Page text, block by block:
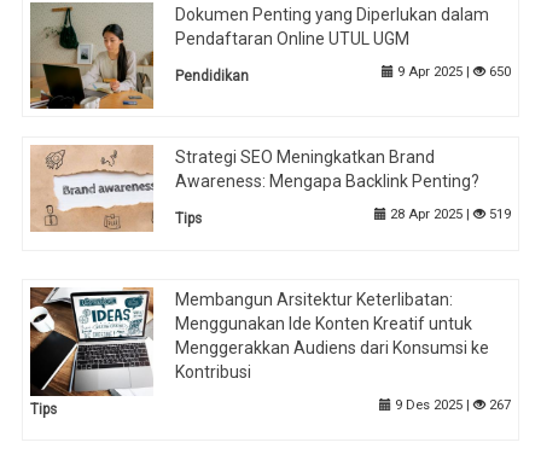
Dokumen Penting yang Diperlukan dalam
Pendaftaran Online UTUL UGM
Pendidikan 9 Apr 2025 | 650
Strategi SEO Meningkatkan Brand
Awareness: Mengapa Backlink Penting?
Tips 28 Apr 2025 | 519
Membangun Arsitektur Keterlibatan:
Menggunakan Ide Konten Kreatif untuk
Menggerakkan Audiens dari Konsumsi ke
Kontribusi
Tips 9 Des 2025 | 267